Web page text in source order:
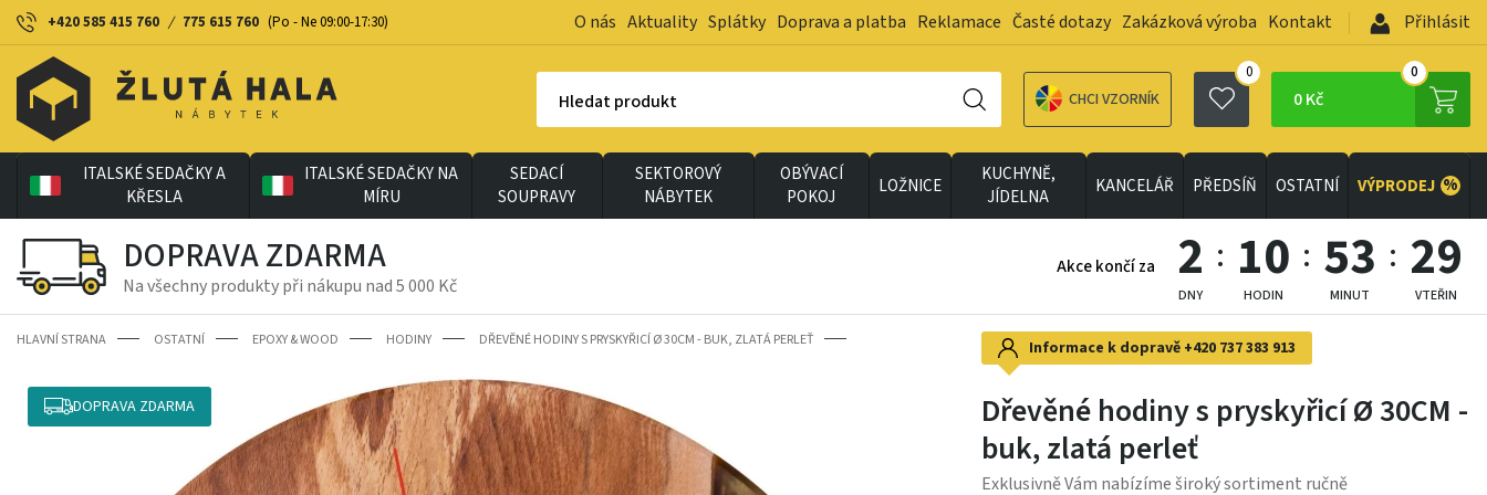
+420 585 415 760 / 775 615 760 (Po - Ne 09:00-17:30) O nás Aktuality Splátky Doprava a platba Reklamace Časté dotazy Zakázková výroba Kontakt Přihlásit
Hledat produkt CHCI VZORNÍK
0
0 Kč
0
ITALSKÉ SEDAČKY A
KŘESLA
ITALSKÉ SEDAČKY NA
MÍRU
SEDACÍ
SOUPRAVY
SEKTOROVÝ
NÁBYTEK
OBÝVACÍ
POKOJ
LOŽNICE
KUCHYNĚ,
JÍDELNA
KANCELÁŘ PŘEDSÍŇ OSTATNÍ VÝPRODEJ %
DOPRAVA ZDARMA
Na všechny produkty při nákupu nad 5 000 Kč
Akce končí za 2
DNY
10
HODIN
53
MINUT
27
VTEŘIN
HLAVNÍ STRANA OSTATNÍ EPOXY & WOOD HODINY DŘEVĚNÉ HODINY S PRYSKYŘICÍ Ø 30CM - BUK, ZLATÁ PERLEŤ Informace k dopravě +420 737 383 913
Dřevěné hodiny s pryskyřicí Ø 30CM -
buk, zlatá perleť
Exklusivně Vám nabízíme široký sortiment ručně
DOPRAVA ZDARMA